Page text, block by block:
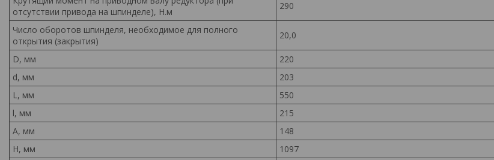
отсутствии привода на шпинделе), Н.м
290
Число оборотов шпинделя, необходимое для полного
открытия (закрытия)
20,0
D, мм
220
d, мм
203
L, мм
550
l, мм
215
A, мм
148
H, мм
1097